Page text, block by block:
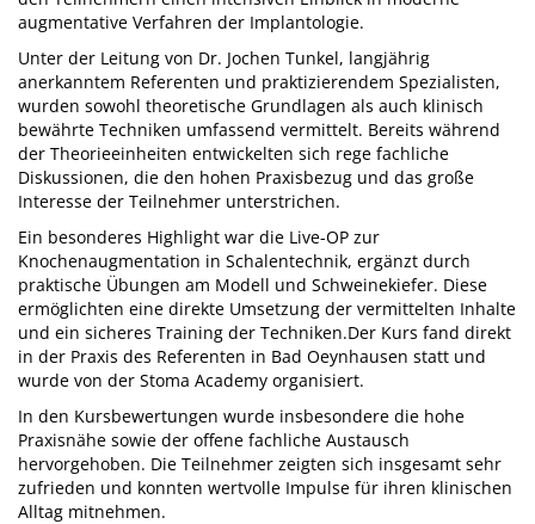
augmentative Verfahren der Implantologie.
Unter der Leitung von Dr. Jochen Tunkel, langjährig
anerkanntem Referenten und praktizierendem Spezialisten,
wurden sowohl theoretische Grundlagen als auch klinisch
bewährte Techniken umfassend vermittelt. Bereits während
der Theorieeinheiten entwickelten sich rege fachliche
Diskussionen, die den hohen Praxisbezug und das große
Interesse der Teilnehmer unterstrichen.
Ein besonderes Highlight war die Live-OP zur
Knochenaugmentation in Schalentechnik, ergänzt durch
praktische Übungen am Modell und Schweinekiefer. Diese
ermöglichten eine direkte Umsetzung der vermittelten Inhalte
und ein sicheres Training der Techniken.Der Kurs fand direkt
in der Praxis des Referenten in Bad Oeynhausen statt und
wurde von der Stoma Academy organisiert.
In den Kursbewertungen wurde insbesondere die hohe
Praxisnähe sowie der offene fachliche Austausch
hervorgehoben. Die Teilnehmer zeigten sich insgesamt sehr
zufrieden und konnten wertvolle Impulse für ihren klinischen
Alltag mitnehmen.